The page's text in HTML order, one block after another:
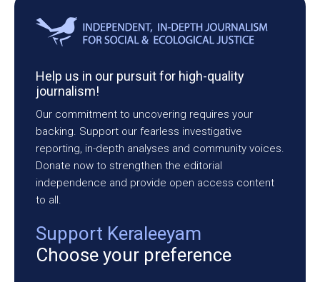
Help us in our pursuit for high-quality
journalism!
Our commitment to uncovering requires your
backing. Support our fearless investigative
reporting, in-depth analyses and community voices.
Donate now to strengthen the editorial
independence and provide open access content
to all.
Support Keraleeyam
Choose your preference